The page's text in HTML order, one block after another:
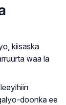
kiisaska
waa la
doonka ee